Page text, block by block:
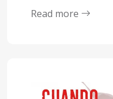
Read more